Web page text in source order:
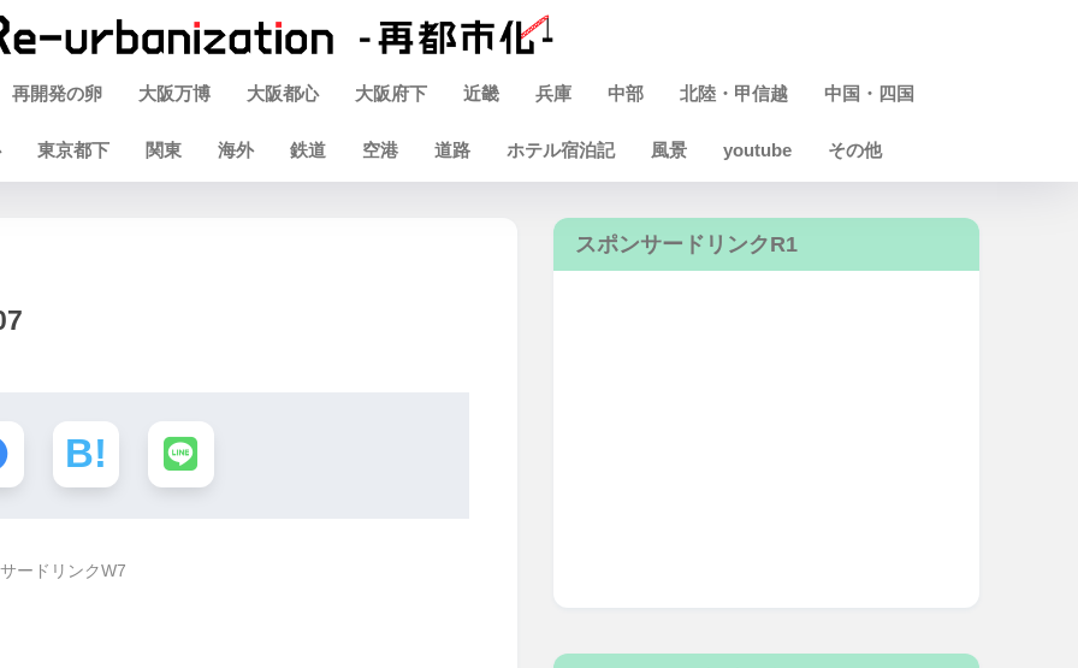
再開発の卵 大阪万博 大阪都心 大阪府下 近畿 兵庫 中部 北陸・甲信越 中国・四国
東京都下 関東 海外 鉄道 空港 道路 ホテル宿泊記 風景 youtube その他
ードリンクW7
スポンサードリンクR1